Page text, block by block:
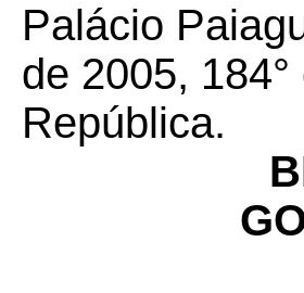
Palácio
de 2005,
República.